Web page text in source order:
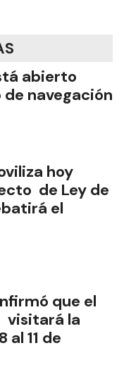
abierto
navegación
hoy
de Ley de
el
que el
visitará la
11 de